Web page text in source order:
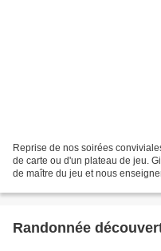
Reprise de nos soirées
de carte ou d'un plateau de jeu.
de maître du jeu et nous
Randonnée